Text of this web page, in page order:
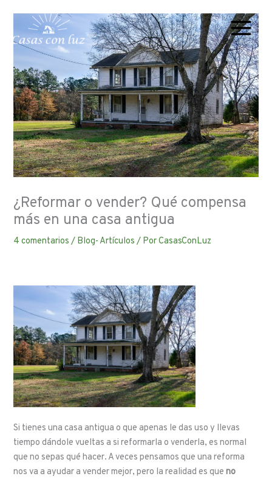
contenido
¿Reformar o vender? Qué compensa
más en una casa antigua
4 comentarios / Blog- Artículos / PorCasasConLuz
Si tienes una casa antigua o que apenas le das uso y llevas
tiempo dándole vueltas a si reformarla o venderla, es normal
que no sepas qué hacer. A veces pensamos que una reforma
nos va a ayudar a vender mejor, pero la realidad es queno